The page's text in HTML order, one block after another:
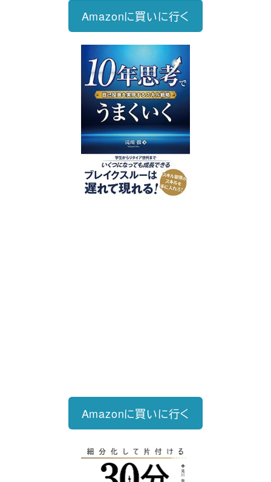
Amazonに買いに行く
Amazonに買いに行く